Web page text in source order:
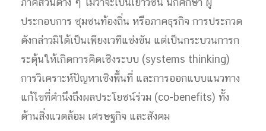
ประกอบการ ชุมชนท้องถิ่น หรือภาคธุรกิจ การประกวด
ดังกล่าวมิได้เป็นเพียงเวทีแข่งขัน แต่เป็นกระบวนการก
ระตุ้นให้เกิดการคิดเชิงระบบ (systems thinking)
การวิเคราะห์ปัญหาเชิงพื้นที่ และการออกแบบแนวทาง
แก้ไขที่คำนึงถึงผลประโยชน์ร่วม (co-benefits) ทั้ง
ด้านสิ่งแวดล้อม เศรษฐกิจ และสังคม